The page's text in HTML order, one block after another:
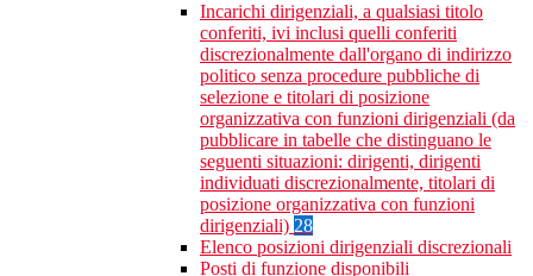
Incarichi dirigenziali, a qualsiasi titolo
conferiti, ivi inclusi quelli conferiti
discrezionalmente dall'organo di indirizzo
politico senza procedure pubbliche di
selezione e titolari di posizione
organizzativa con funzioni dirigenziali (da
pubblicare in tabelle che distinguano le
seguenti situazioni: dirigenti, dirigenti
individuati discrezionalmente, titolari di
posizione organizzativa con funzioni
dirigenziali) 28
Elenco posizioni dirigenziali discrezionali
Posti di funzione disponibili